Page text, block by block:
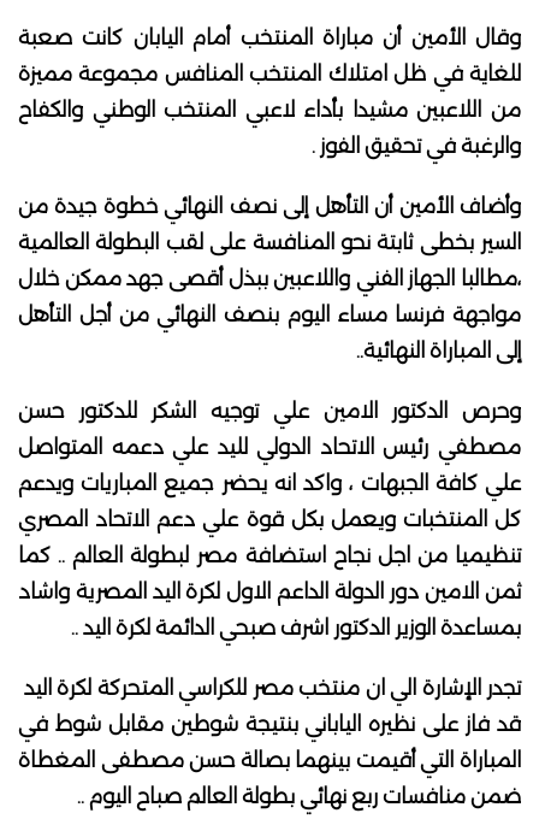
وقال الأمين أن مباراة المنتخب أمام اليابان كانت صعبة
للغاية في ظل امتلاك المنتخب المنافس مجموعة مميزة
من اللاعبين مشيدا بأداء لاعبي المنتخب الوطني والكفاح
والرغبة في تحقيق الفوز .
وأضاف الأمين أن التأهل إلى نصف النهائي خطوة جيدة من
السير بخطى ثابتة نحو المنافسة على لقب البطولة العالمية
،مطالبا الجهاز الفني واللاعبين ببذل أقصى جهد ممكن خلال
مواجهة فرنسا مساء اليوم بنصف النهائي من أجل التأهل
إلى المباراة النهائية..
وحرص الدكتور الامين علي توجيه الشكر للدكتور حسن
مصطفي رئيس الاتحاد الدولي لليد علي دعمه المتواصل
علي كافة الجبهات ، واكد انه يحضر جميع المباريات ويدعم
كل المنتخبات ويعمل بكل قوة علي دعم الاتحاد المصري
تنظيميا من اجل نجاح استضافة مصر لبطولة العالم .. كما
ثمن الامين دور الدولة الداعم الاول لكرة اليد المصرية واشاد
بمساعدة الوزير الدكتور اشرف صبحي الدائمة لكرة اليد ..
تجدر الإشارة الي ان منتخب مصر للكراسي المتحركة لكرة اليد
قد فاز على نظيره الياباني بنتيجة شوطين مقابل شوط في
المباراة التي أقيمت بينهما بصالة حسن مصطفى المغطاة
ضمن منافسات ربع نهائي بطولة العالم صباح اليوم ..